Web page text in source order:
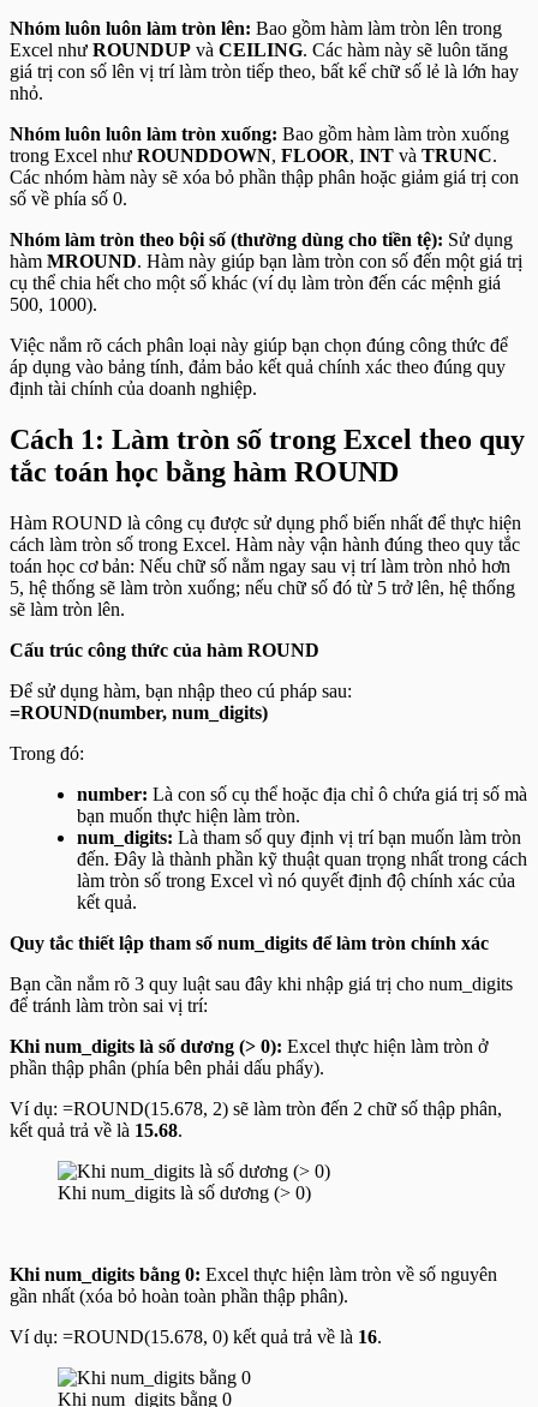
Nhóm luôn luôn làm tròn lên: Bao gồm hàm làm tròn lên trong
Excel như ROUNDUP và CEILING. Các hàm này sẽ luôn tăng
giá trị con số lên vị trí làm tròn tiếp theo, bất kể chữ số lẻ là lớn hay
nhỏ.
Nhóm luôn luôn làm tròn xuống: Bao gồm hàm làm tròn xuống
trong Excel như ROUNDDOWN, FLOOR, INT và TRUNC.
Các nhóm hàm này sẽ xóa bỏ phần thập phân hoặc giảm giá trị con
số về phía số 0.
Nhóm làm tròn theo bội số (thường dùng cho tiền tệ): Sử dụng
hàm MROUND. Hàm này giúp bạn làm tròn con số đến một giá trị
cụ thể chia hết cho một số khác (ví dụ làm tròn đến các mệnh giá
500, 1000).
Việc nắm rõ cách phân loại này giúp bạn chọn đúng công thức để
áp dụng vào bảng tính, đảm bảo kết quả chính xác theo đúng quy
định tài chính của doanh nghiệp.
Cách 1: Làm tròn số trong Excel theo quy
tắc toán học bằng hàm ROUND
Hàm ROUND là công cụ được sử dụng phổ biến nhất để thực hiện
cách làm tròn số trong Excel. Hàm này vận hành đúng theo quy tắc
toán học cơ bản: Nếu chữ số nằm ngay sau vị trí làm tròn nhỏ hơn
5, hệ thống sẽ làm tròn xuống; nếu chữ số đó từ 5 trở lên, hệ thống
sẽ làm tròn lên.
Cấu trúc công thức của hàm ROUND
Để sử dụng hàm, bạn nhập theo cú pháp sau:
=ROUND(number, num_digits)
Trong đó:
number: Là con số cụ thể hoặc địa chỉ ô chứa giá trị số mà
bạn muốn thực hiện làm tròn.
num_digits: Là tham số quy định vị trí bạn muốn làm tròn
đến. Đây là thành phần kỹ thuật quan trọng nhất trong cách
làm tròn số trong Excel vì nó quyết định độ chính xác của
kết quả.
Quy tắc thiết lập tham số num_digits để làm tròn chính xác
Bạn cần nắm rõ 3 quy luật sau đây khi nhập giá trị cho num_digits
để tránh làm tròn sai vị trí:
Khi num_digits là số dương (> 0): Excel thực hiện làm tròn ở
phần thập phân (phía bên phải dấu phẩy).
Ví dụ: =ROUND(15.678, 2) sẽ làm tròn đến 2 chữ số thập phân,
kết quả trả về là 15.68.
Khi num_digits là số dương (> 0)
Khi num_digits bằng 0: Excel thực hiện làm tròn về số nguyên
gần nhất (xóa bỏ hoàn toàn phần thập phân).
Ví dụ: =ROUND(15.678, 0) kết quả trả về là 16.
Khi num_digits bằng 0